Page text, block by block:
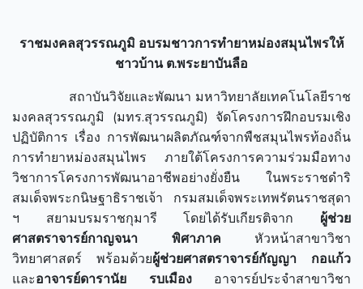
ราชมงคลสุวรรณภูมิ อบรมชาวการทำยาหม่องสมุนไพรให้
ชาวบ้าน ต.พระยาบันลือ
สถาบันวิจัยและพัฒนา มหาวิทยาลัยเทคโนโลยีราช
มงคลสุวรรณภูมิ (มทร.สุวรรณภูมิ) จัดโครงการฝึกอบรมเชิง
ปฏิบัติการ เรื่อง การพัฒนาผลิตภัณฑ์จากพืชสมุนไพรท้องถิ่น
การทำยาหม่องสมุนไพร ภายใต้โครงการความร่วมมือทาง
วิชาการโครงการพัฒนาอาชีพอย่างยั่งยืน ในพระราชดำริ
สมเด็จพระกนิษฐาธิราชเจ้า กรมสมเด็จพระเทพรัตนราชสุดา
ฯ สยามบรมราชกุมารี โดยได้รับเกียรติจาก ผู้ช่วย
ศาสตราจารย์กาญจนา พิศาภาค หัวหน้าสาขาวิชา
วิทยาศาสตร์ พร้อมด้วยผู้ช่วยศาสตราจารย์กัญญา กอแก้ว
และอาจารย์ดารานัย รบเมืองอาจารย์ประจำสาขาวิชา